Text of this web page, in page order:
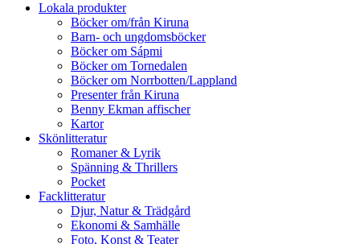
Lokala produkter
Böcker om/från Kiruna
Barn- och ungdomsböcker
Böcker om Sápmi
Böcker om Tornedalen
Böcker om Norrbotten/Lappland
Presenter från Kiruna
Benny Ekman affischer
Kartor
Skönlitteratur
Romaner & Lyrik
Spänning & Thrillers
Pocket
Facklitteratur
Djur, Natur & Trädgård
Ekonomi & Samhälle
Foto, Konst & Teater